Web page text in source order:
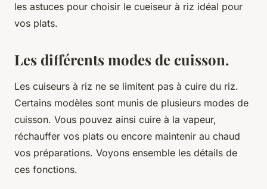
les astuces pour choisir le cueiseur à riz idéal pour
vos plats.
Les différents modes de cuisson.
Les cuiseurs à riz ne se limitent pas à cuire du riz.
Certains modèles sont munis de plusieurs modes de
cuisson. Vous pouvez ainsi cuire à la vapeur,
réchauffer vos plats ou encore maintenir au chaud
vos préparations. Voyons ensemble les détails de
ces fonctions.